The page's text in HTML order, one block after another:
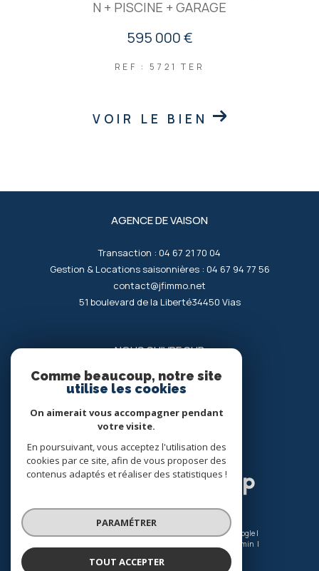
N + PISCINE + GARAGE
595 000 €
REF : 5721 TER
VOIR LE BIEN
AGENCE DE VAISON
Transaction : 04 67 21 70 04
Gestion & Locations saisonnières : 04 67 94 77 56
contact@jfimmo.net
51 boulevard de la Liberté34450 vias
NOUS SUIVRE SUR
ADHÉRENTS
© 2026 | Tous droits réservés | Traduction powered by Google |
Admin
Comme beaucoup, notre site
utilise les cookies
On aimerait vous accompagner pendant
votre visite.
En poursuivant, vous acceptez l'utilisation des
cookies par ce site, afin de vous proposer des
contenus adaptés et réaliser des statistiques !
PARAMÉTRER
TOUT ACCEPTER